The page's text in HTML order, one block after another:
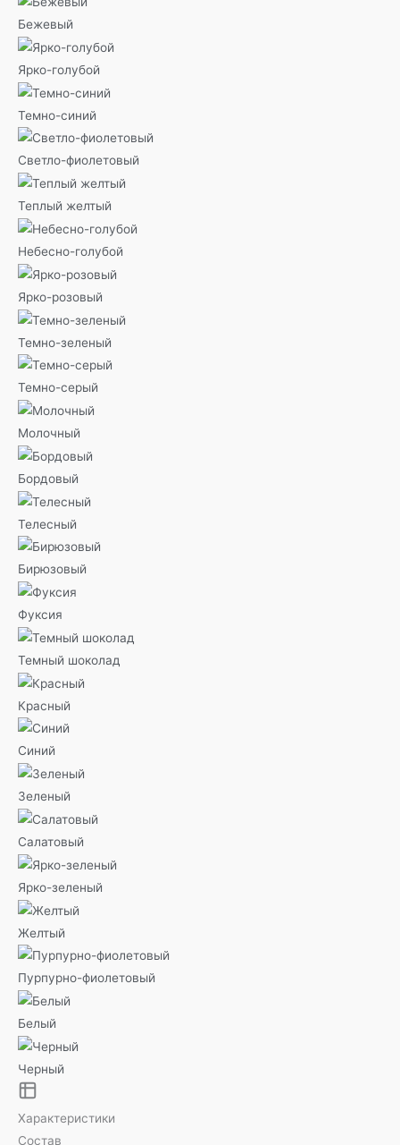
Бежевый
Ярко-голубой
Темно-синий
Светло-фиолетовый
Теплый желтый
Небесно-голубой
Ярко-розовый
Темно-зеленый
Темно-серый
Молочный
Бордовый
Телесный
Бирюзовый
Фуксия
Темный шоколад
Красный
Синий
Зеленый
Салатовый
Ярко-зеленый
Желтый
Пурпурно-фиолетовый
Белый
Черный
Характеристики
Состав